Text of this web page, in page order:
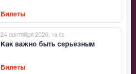
Билеты
Как важно быть серьезным
24 сентября 2026 , 19:00
Билеты